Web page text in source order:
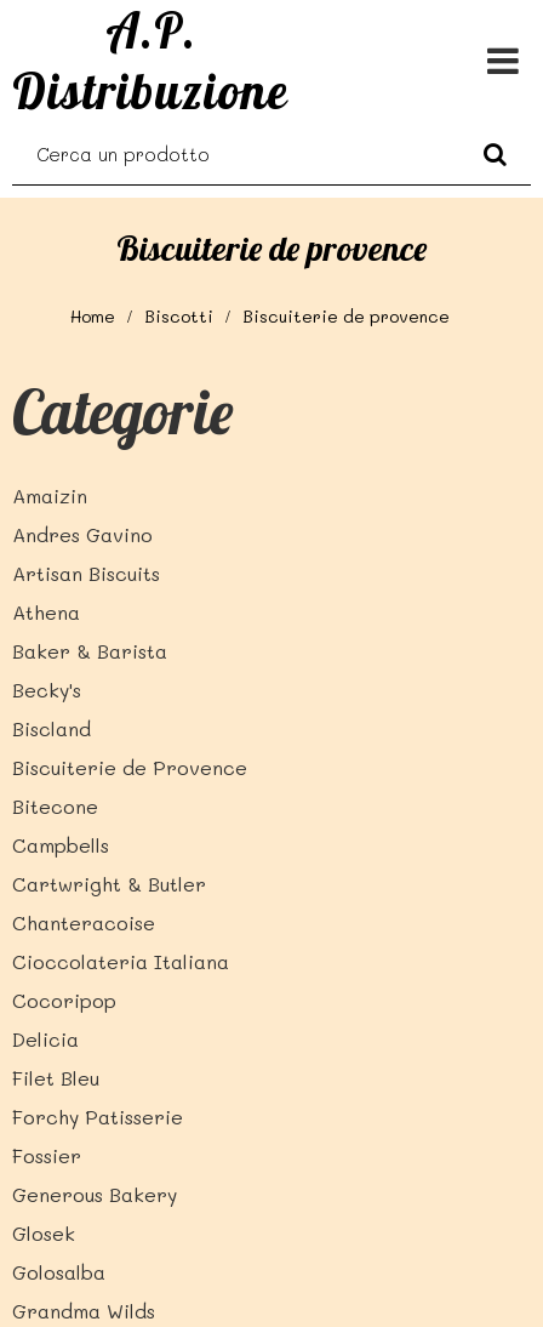
A.P.
Distribuzione
Biscuiterie de provence
Home Biscotti Biscuiterie de provence
Categorie
Amaizin
Andres Gavino
Artisan Biscuits
Athena
Baker & Barista
Becky's
Biscland
Biscuiterie de Provence
Bitecone
Campbells
Cartwright & Butler
Chanteracoise
Cioccolateria Italiana
Cocoripop
Delicia
Filet Bleu
Forchy Patisserie
Fossier
Generous Bakery
Glosek
Golosalba
Grandma Wilds